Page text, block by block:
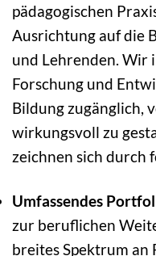
pädagogischen
Ausrichtung auf die
und Lehrenden. Wir
Forschung und
Bildung zugänglich,
wirkungsvoll zu
zeichnen sich durch
Umfassendes
zur beruflichen
breites Spektrum an